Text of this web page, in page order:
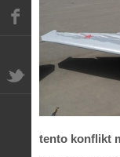
tento konflikt